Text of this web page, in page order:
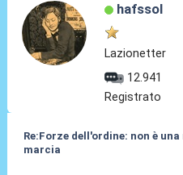
hafssol
Lazionetter
12.941
Registrato
Re:Forze dell'ordine: non è una
marcia